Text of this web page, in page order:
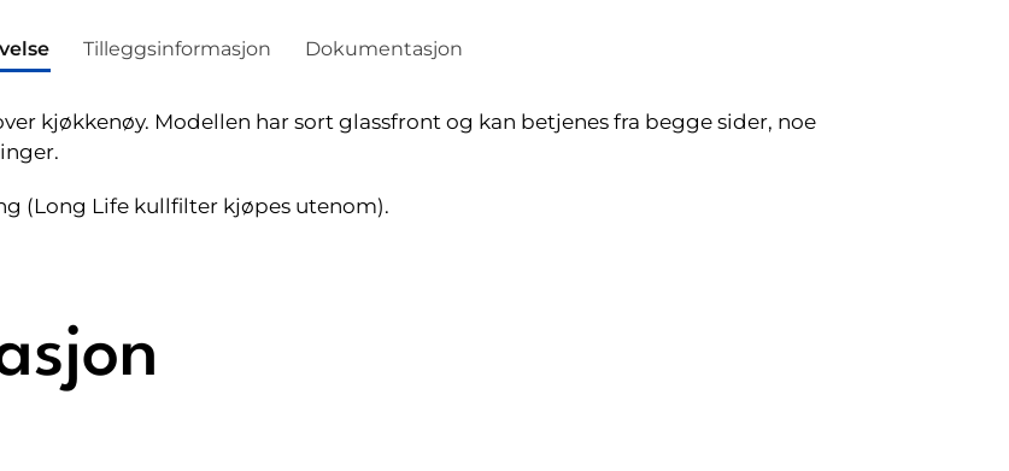
Tilleggsinformasjon Dokumentasjon
kjøkkenøy. Modellen har sort glassfront og kan betjenes fra begge sider, noe
(Long Life kullfilter kjøpes utenom).